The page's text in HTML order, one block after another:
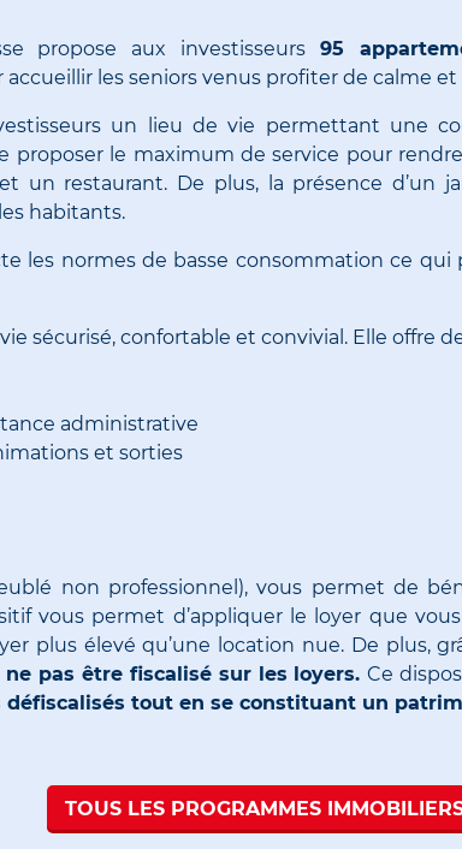
propose aux investisseurs95
les seniors venus profiter de calme et
un lieu de vie permettant une
proposer le maximum de service pour rendre
un restaurant. De plus, la présence d’un
habitants.
les normes de basse consommation ce
sécurisé, confortable et convivial. Elle offre
administrative
et sorties
non professionnel ), vous permet de
vous permet d’appliquer le loyer que
plus élevé qu’une location nue. De plus,
pas être fiscalisé sur les loyers. Ce
défiscalisés tout en se constituant un
TOUS LES PROGRAMMES